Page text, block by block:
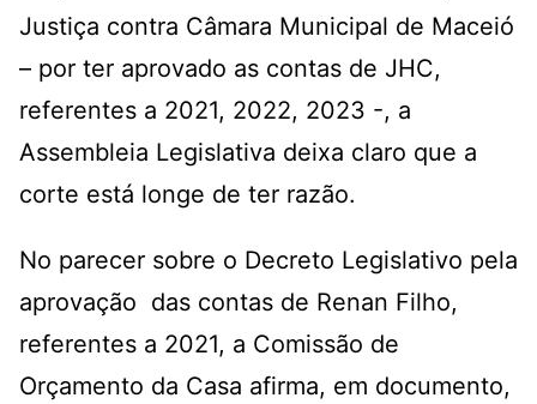
Justiça contra Câmara Municipal de Maceió
– por ter aprovado as contas de JHC,
referentes a 2021, 2022, 2023 -, a
Assembleia Legislativa deixa claro que a
corte está longe de ter razão.
No parecer sobre o Decreto Legislativo pela
aprovação das contas de Renan Filho,
referentes a 2021, a Comissão de
Orçamento da Casa afirma, em documento,